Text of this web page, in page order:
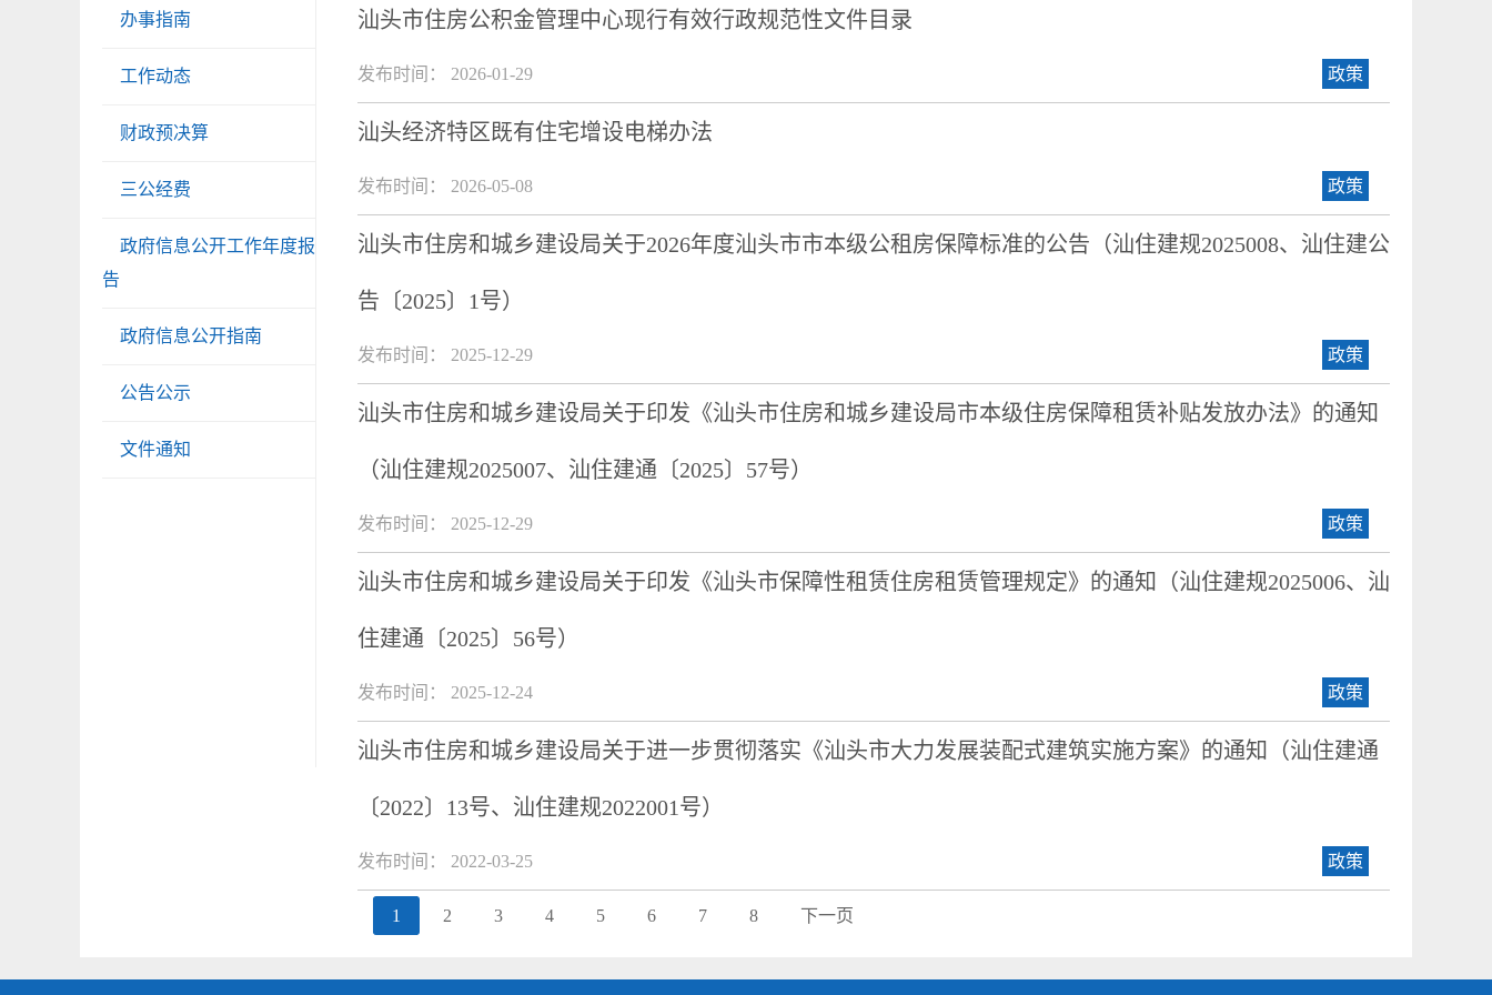
办事指南
工作动态
财政预决算
三公经费
政府信息公开工作年度报
告
政府信息公开指南
公告公示
文件通知
汕头市住房公积金管理中心现行有效行政规范性文件目录
发布时间： 2026-01-29 政策
汕头经济特区既有住宅增设电梯办法
发布时间： 2026-05-08 政策
汕头市住房和城乡建设局关于2026年度汕头市市本级公租房保障标准的公告（汕住建规2025008、汕住建公
告〔2025〕1号）
发布时间： 2025-12-29 政策
汕头市住房和城乡建设局关于印发《汕头市住房和城乡建设局市本级住房保障租赁补贴发放办法》的通知
（汕住建规2025007、汕住建通〔2025〕57号）
发布时间： 2025-12-29 政策
汕头市住房和城乡建设局关于印发《汕头市保障性租赁住房租赁管理规定》的通知（汕住建规2025006、汕
住建通〔2025〕56号）
发布时间： 2025-12-24 政策
汕头市住房和城乡建设局关于进一步贯彻落实《汕头市大力发展装配式建筑实施方案》的通知（汕住建通
〔2022〕13号、汕住建规2022001号）
发布时间： 2022-03-25 政策
1 2 3 4 5 6 7 8 下一页